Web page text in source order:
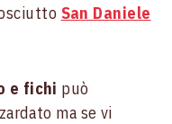
San Daniele
e fichi può
ma se vi